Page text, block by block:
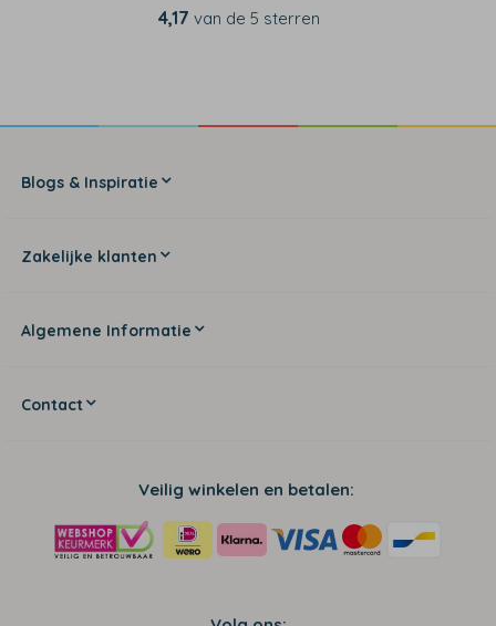
4,17 van de 5 sterren
Blogs & Inspiratie
Zakelijke klanten
Algemene Informatie
Contact
Veilig winkelen en betalen: